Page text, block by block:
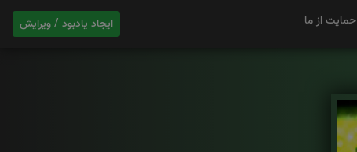
ایجاد یادبود / ویرایش حمایت از ما